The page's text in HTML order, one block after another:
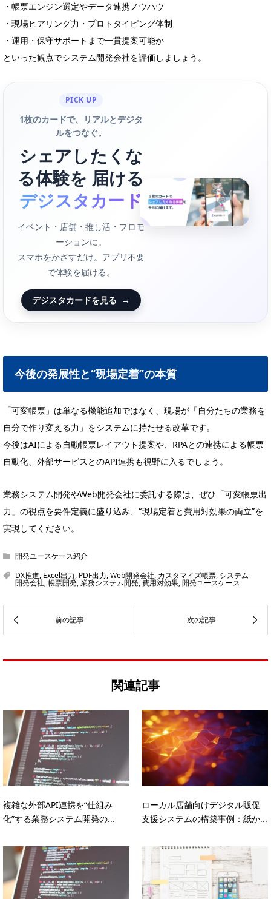
・帳票エンジン選定やデータ連携ノウハウ
・現場ヒアリング力・プロトタイピング体制
・運用・保守サポートまで一貫提案可能か
といった観点でシステム開発会社を評価しましょう。
PICK UP
1枚のカードで、リアルとデジタ
ルをつなぐ。
シェアしたくな
る体験を 届ける
デジスタカード
イベント・店舗・推し活・プロモ
ーションに。
スマホをかざすだけ。アプリ不要
で体験を届ける。
デジスタカードを見る →
今後の発展性と“現場定着”の本質
「可変帳票」は単なる機能追加ではなく、現場が「自分たちの業務を
自分で作り変える力」をシステムに持たせる改革です。
今後はAIによる自動帳票レイアウト提案や、RPAとの連携による帳票
自動化、外部サービスとのAPI連携も視野に入るでしょう。
業務システム開発やWeb開発会社に委託する際は、ぜひ「可変帳票出
力」の視点を要件定義に盛り込み、“現場定着と費用対効果の両立”を
実現してください。
開発ユースケース紹介
DX推進, Excel出力, PDF出力,Web開発会社, カスタマイズ帳票, システム
開発会社,帳票開発,業務システム開発,費用対効果,開発ユースケース
関連記事
複雑な外部API連携を“仕組み
化”する業務システム開発の...
ローカル店舗向けデジタル販促
支援システムの構築事例：紙か...